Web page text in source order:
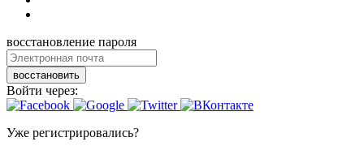
восстановление пароля
восстановить
Войти через:
Уже регистрировались?